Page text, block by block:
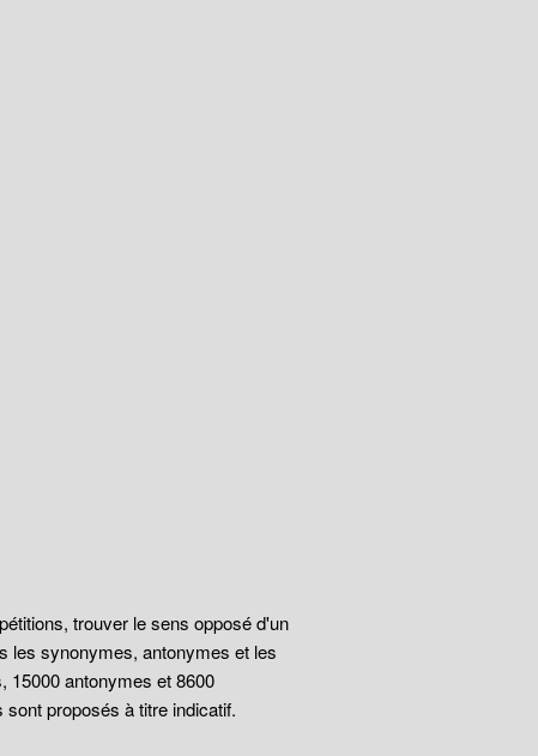
trouver le sens opposé d'un
les synonymes, antonymes et les
15000 antonymes et 8600
proposés à titre indicatif.